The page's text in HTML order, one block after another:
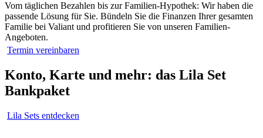
Vom täglichen Bezahlen bis zur Familien-Hypothek: Wir haben die
passende Lösung für Sie. Bündeln Sie die Finanzen Ihrer gesamten
Familie bei Valiant und profitieren Sie von unseren Familien-
Angeboten.
Termin vereinbaren
Konto, Karte und mehr: das Lila Set
Bankpaket
Lila Sets entdecken